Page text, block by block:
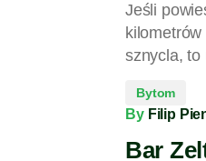
Jeśli
sznycla,
Bytom
By Filip
Bar